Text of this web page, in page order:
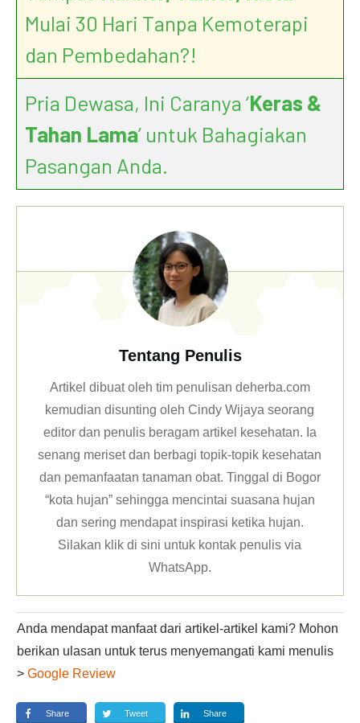
Mulai 30 Hari Tanpa Kemoterapi
dan Pembedahan?!
Pria Dewasa, Ini Caranya ‘Keras &
Tahan Lama’ untuk Bahagiakan
Pasangan Anda.
Tentang Penulis
Artikel dibuat oleh tim penulisan deherba.com
kemudian disunting oleh Cindy Wijaya seorang
editor dan penulis beragam artikel kesehatan. Ia
senang meriset dan berbagi topik-topik kesehatan
dan pemanfaatan tanaman obat. Tinggal di Bogor
“kota hujan” sehingga mencintai suasana hujan
dan sering mendapat inspirasi ketika hujan.
Silakan klikdi sini untuk kontak penulis via
WhatsApp.
Anda mendapat manfaat dari artikel-artikel kami? Mohon
berikan ulasan untuk terus menyemangati kami menulis
> Google Review
Share Tweet Share